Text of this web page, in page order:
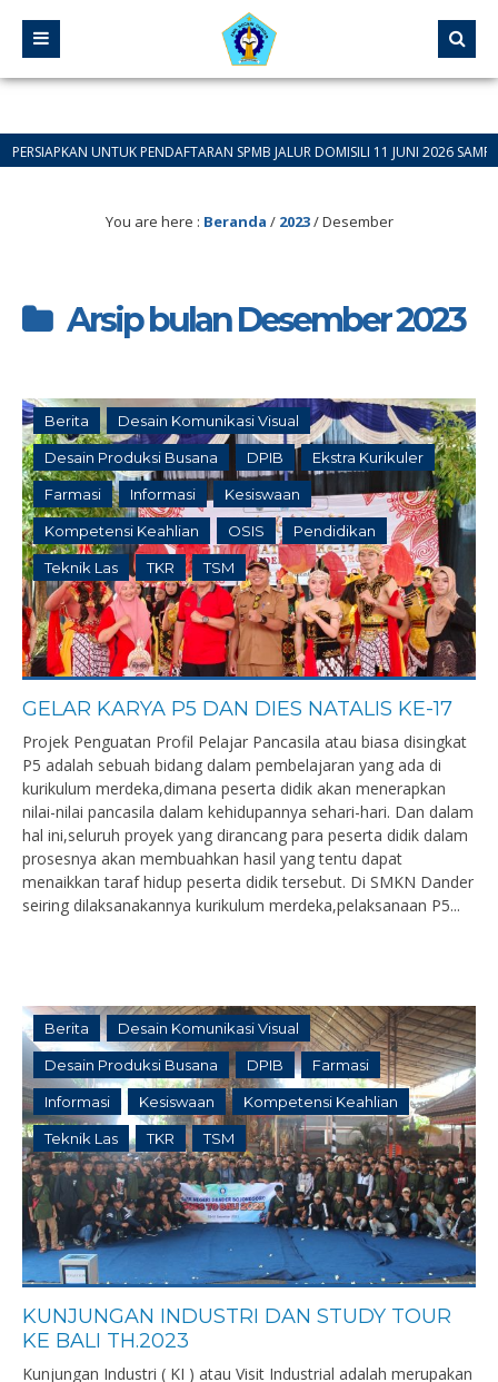
UNTUK PENDAFTARAN SPMB JALUR DOMISILI 11 JUNI 2026 SAMPAI 12 JUNI
You are here : Beranda / 2023/Desember
Arsip bulan Desember 2023
Berita Desain Komunikasi Visual
Desain Produksi Busana DPIB Ekstra Kurikuler
Farmasi Informasi Kesiswaan
Kompetensi Keahlian OSIS Pendidikan
Teknik Las TKR TSM
GELAR KARYA P5 DAN DIES NATALIS KE-17
Projek Penguatan Profil Pelajar Pancasila atau biasa disingkat
P5 adalah sebuah bidang dalam pembelajaran yang ada di
kurikulum merdeka,dimana peserta didik akan menerapkan
nilai-nilai pancasila dalam kehidupannya sehari-hari. Dan dalam
hal ini,seluruh proyek yang dirancang para peserta didik dalam
prosesnya akan membuahkan hasil yang tentu dapat
menaikkan taraf hidup peserta didik tersebut. Di SMKN Dander
seiring dilaksanakannya kurikulum merdeka,pelaksanaan P5...
Berita Desain Komunikasi Visual
Desain Produksi Busana DPIB Farmasi
Informasi Kesiswaan Kompetensi Keahlian
Teknik Las TKR TSM
KUNJUNGAN INDUSTRI DAN STUDY TOUR
KE BALI TH.2023
Kunjungan Industri ( KI ) atau Visit Industrial adalah merupakan